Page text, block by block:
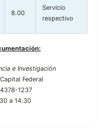
8.00
Servicio
respectivo
e Investigación
Federal
1237
a 14.30